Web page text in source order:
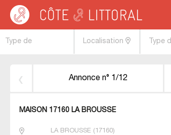
Côte & Littoral > Immobilier bord de mer>POITOU
Annonce n° 1/12
MAISON 17160 LA BROUSSE
LA BROUSSE (17160)
Type de
Localisation Type